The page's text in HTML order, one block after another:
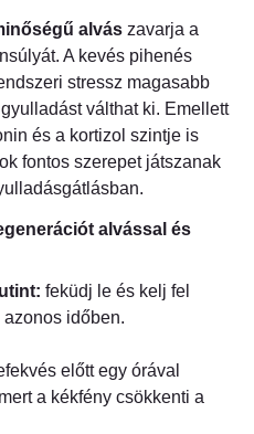
alvás zavarja a
A kevés pihenés
stressz magasabb
válthat ki. Emellett
és a kortizol szintje is
fontos szerepet játszanak
alvással és
feküdj le és kelj fel
időben.
előtt egy órával
a kékfény csökkenti a